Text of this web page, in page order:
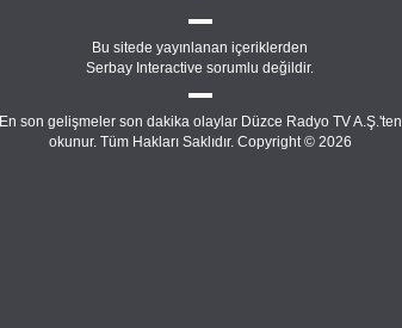
Bu sitede yayınlanan içeriklerden
Serbay Interactive sorumlu değildir.
En son gelişmeler son dakika olaylar Düzce Radyo TV A.Ş.'ten
okunur. Tüm Hakları Saklıdır. Copyright © 2026